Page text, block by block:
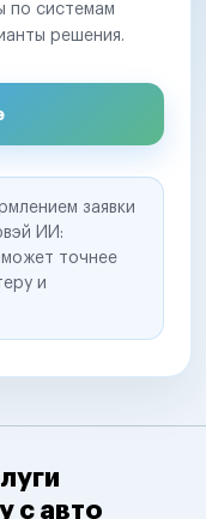
по системам
решения.
заявки
ИИ:
точнее
и
с авто